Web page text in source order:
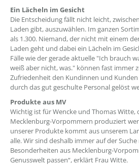
Ein Lächeln im Gesicht
Die Entscheidung fällt nicht leicht,
Laden gibt, auszuwählen. Im ganzen
als 1.300. Niemand, der nicht mit einem
Laden geht und dabei ein Lächeln im
Fälle wie der gerade aktuelle "Ich brauch
weiß aber nicht, was." können fast immer
Zufriedenheit den Kundinnen und
durch das gut geschulte Personal gelöst
Produkte aus MV
Wichtig ist für Wencke und Thomas Witte,
Mecklenburg-Vorpommern produziert
unserer Produkte kommt aus unserem
alle. Wir sind deshalb immer auf der
Besonderheiten aus Mecklenburg-
Genusswelt passen“, erklärt Frau Witte.